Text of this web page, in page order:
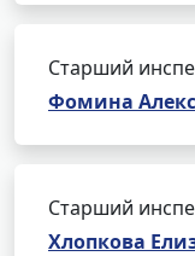
Старший
Фомина
Старший
Хлопкова